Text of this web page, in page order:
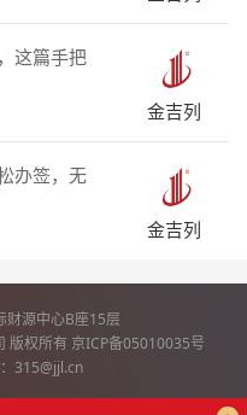
这篇手把
金吉列
办签，无
金吉列
财源中心B座15层
权所有 京ICP备05010035号
315@jjl.cn